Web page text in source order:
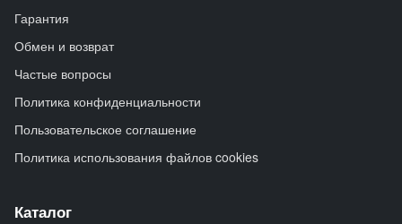
Гарантия
Обмен и возврат
Частые вопросы
Политика конфиденциальности
Пользовательское соглашение
Политика использования файлов cookies
Каталог